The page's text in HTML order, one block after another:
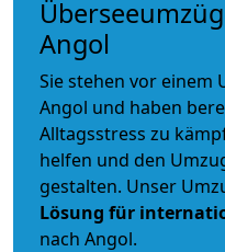
Angol
Sie stehen vor einem
Angol und haben
Alltagsstress zu
helfen und den
gestalten. Unser
Lösung für
nach Angol.